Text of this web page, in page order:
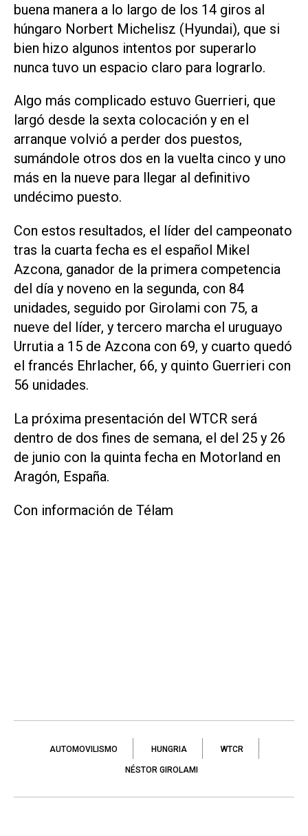
buena manera a lo largo de los 14 giros al
húngaro Norbert Michelisz (Hyundai), que si
bien hizo algunos intentos por superarlo
nunca tuvo un espacio claro para lograrlo.
Algo más complicado estuvo Guerrieri, que
largó desde la sexta colocación y en el
arranque volvió a perder dos puestos,
sumándole otros dos en la vuelta cinco y uno
más en la nueve para llegar al definitivo
undécimo puesto.
Con estos resultados, el líder del campeonato
tras la cuarta fecha es el español Mikel
Azcona, ganador de la primera competencia
del día y noveno en la segunda, con 84
unidades, seguido por Girolami con 75, a
nueve del líder, y tercero marcha el uruguayo
Urrutia a 15 de Azcona con 69, y cuarto quedó
el francés Ehrlacher, 66, y quinto Guerrieri con
56 unidades.
La próxima presentación del WTCR será
dentro de dos fines de semana, el del 25 y 26
de junio con la quinta fecha en Motorland en
Aragón, España.
Con información de Télam
AUTOMOVILISMO HUNGRIA WTCR
NÉSTOR GIROLAMI